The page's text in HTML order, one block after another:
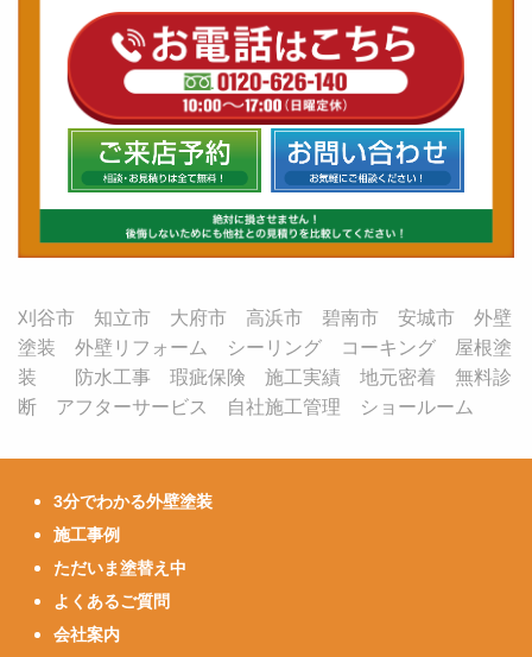
刈谷市 知立市 大府市 高浜市 碧南市 安城市 外壁
塗装 外壁リフォーム シーリング コーキング 屋根塗
装 防水工事 瑕疵保険 施工実績 地元密着 無料診
断 アフターサービス 自社施工管理 ショールーム
3分でわかる外壁塗装
施工事例
ただいま塗替え中
よくあるご質問
会社案内